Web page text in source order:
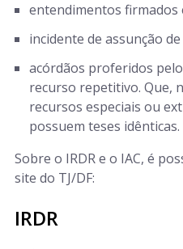
entendimentos firmados
incidente de assunção
acórdãos proferidos pelo
recurso repetitivo. Que,
recursos especiais ou
possuem teses idênticas.
Sobre o IRDR e o IAC, é
site do TJ/DF:
IRDR